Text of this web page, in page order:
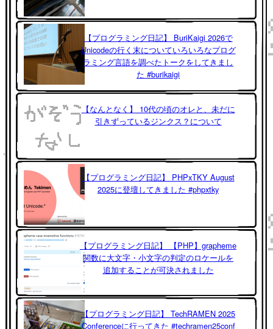
【プログラミング日記】 BuriKaigi 2026で
Unicodeの行く末についていろいろなプログ
ラミング言語を調べたトークをしてきまし
た #burikaigi
【なんとなく】 10代の頃のオレと、未だに
引きずっているジンクス？について
【プログラミング日記】 PHPxTKY August
2025に登壇してきました #phpxtky
【プログラミング日記】 【PHP】grapheme
関数に大文字・小文字の判定のロケールを
追加することが可決されました
【プログラミング日記】 TechRAMEN 2025
Conferenceに行ってきた #techramen25conf